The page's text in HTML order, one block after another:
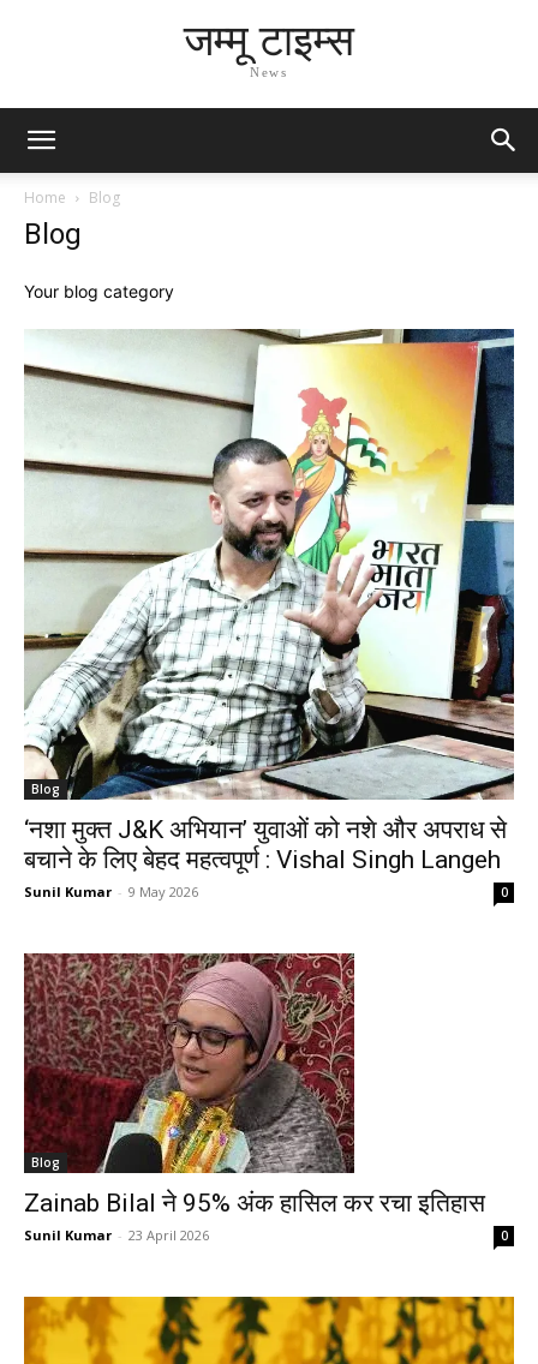
जम्मू टाइम्स
News
Home Blog
Blog
Your blog category
Blog
‘नशा मुक्त J&K अभियान’ युवाओं को नशे और अपराध से
बचाने के लिए बेहद महत्वपूर्ण : Vishal Singh Langeh
Sunil Kumar - 9 May 2026 0
Blog
Zainab Bilal ने 95% अंक हासिल कर रचा इतिहास
Sunil Kumar - 23 April 2026 0